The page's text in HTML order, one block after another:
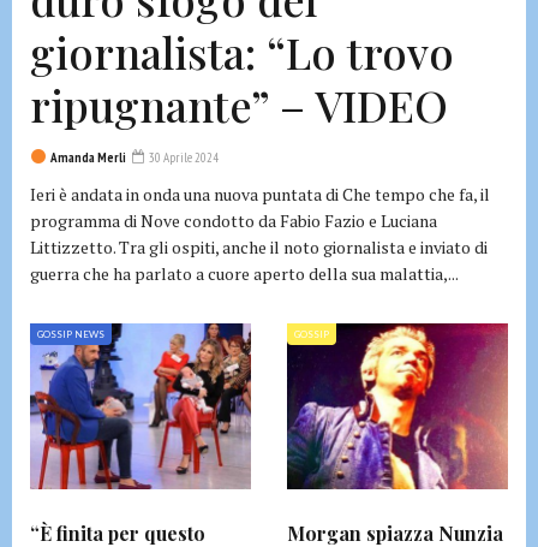
giornalista: “Lo trovo
ripugnante” – VIDEO
Amanda Merli 30 Aprile 2024
Ieri è andata in onda una nuova puntata di Che tempo che fa, il
programma di Nove condotto da Fabio Fazio e Luciana
Littizzetto. Tra gli ospiti, anche il noto giornalista e inviato di
guerra che ha parlato a cuore aperto della sua malattia,...
GOSSIP NEWS
“È finita per questo
GOSSIP
Morgan spiazza Nunzia